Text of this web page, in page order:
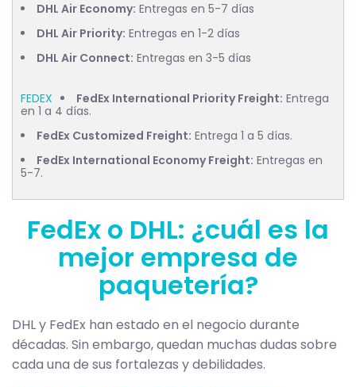
DHL Air Economy: Entregas en 5-7 días
DHL Air Priority: Entregas en 1-2 días
DHL Air Connect: Entregas en 3-5 días
FedEx International Priority Freight: Entrega
en 1 a 4 días.
FedEx Customized Freight: Entrega 1 a 5 días.
FedEx International Economy Freight: Entregas en
5-7.
FedEx o DHL: ¿cuál es la
mejor empresa de
paquetería?
DHL y FedEx han estado en el negocio durante
décadas. Sin embargo, quedan muchas dudas sobre
cada una de sus fortalezas y debilidades.